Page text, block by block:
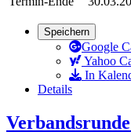
Speichern
Google
Yahoo
In
Details